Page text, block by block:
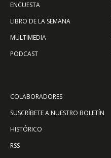
ENCUESTA
LIBRO DE LA SEMANA
MULTIMEDIA
PODCAST
COLABORADORES
SUSCRÍBETE A NUESTRO BOLETÍN
HISTÓRICO
RSS